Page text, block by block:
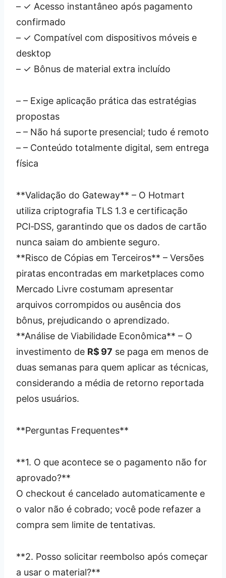
– ✓ Acesso instantâneo após pagamento
confirmado
– ✓ Compatível com dispositivos móveis e
desktop
– ✓ Bônus de material extra incluído
– – Exige aplicação prática das estratégias
propostas
– – Não há suporte presencial; tudo é remoto
– – Conteúdo totalmente digital, sem entrega
física
**Validação do Gateway** – O Hotmart
utiliza criptografia TLS 1.3 e certificação
PCI‑DSS, garantindo que os dados de cartão
nunca saiam do ambiente seguro.
**Risco de Cópias em Terceiros** – Versões
piratas encontradas em marketplaces como
Mercado Livre costumam apresentar
arquivos corrompidos ou ausência dos
bônus, prejudicando o aprendizado.
**Análise de Viabilidade Econômica** – O
investimento de R$ 97 se paga em menos de
duas semanas para quem aplicar as técnicas,
considerando a média de retorno reportada
pelos usuários.
**Perguntas Frequentes**
**1. O que acontece se o pagamento não for
aprovado?**
O checkout é cancelado automaticamente e
o valor não é cobrado; você pode refazer a
compra sem limite de tentativas.
**2. Posso solicitar reembolso após começar
a usar o material?**